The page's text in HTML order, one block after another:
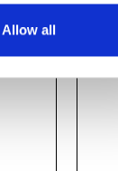
Allow all